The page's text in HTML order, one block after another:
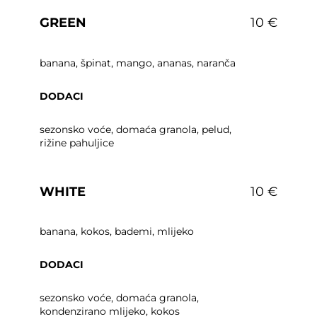
GREEN
banana, špinat, mango, ananas, naranča
DODACI
sezonsko voće, domaća granola, pelud,
rižine pahuljice
10 €
WHITE
banana, kokos, bademi, mlijeko
DODACI
sezonsko voće, domaća granola,
kondenzirano mlijeko, kokos
10 €